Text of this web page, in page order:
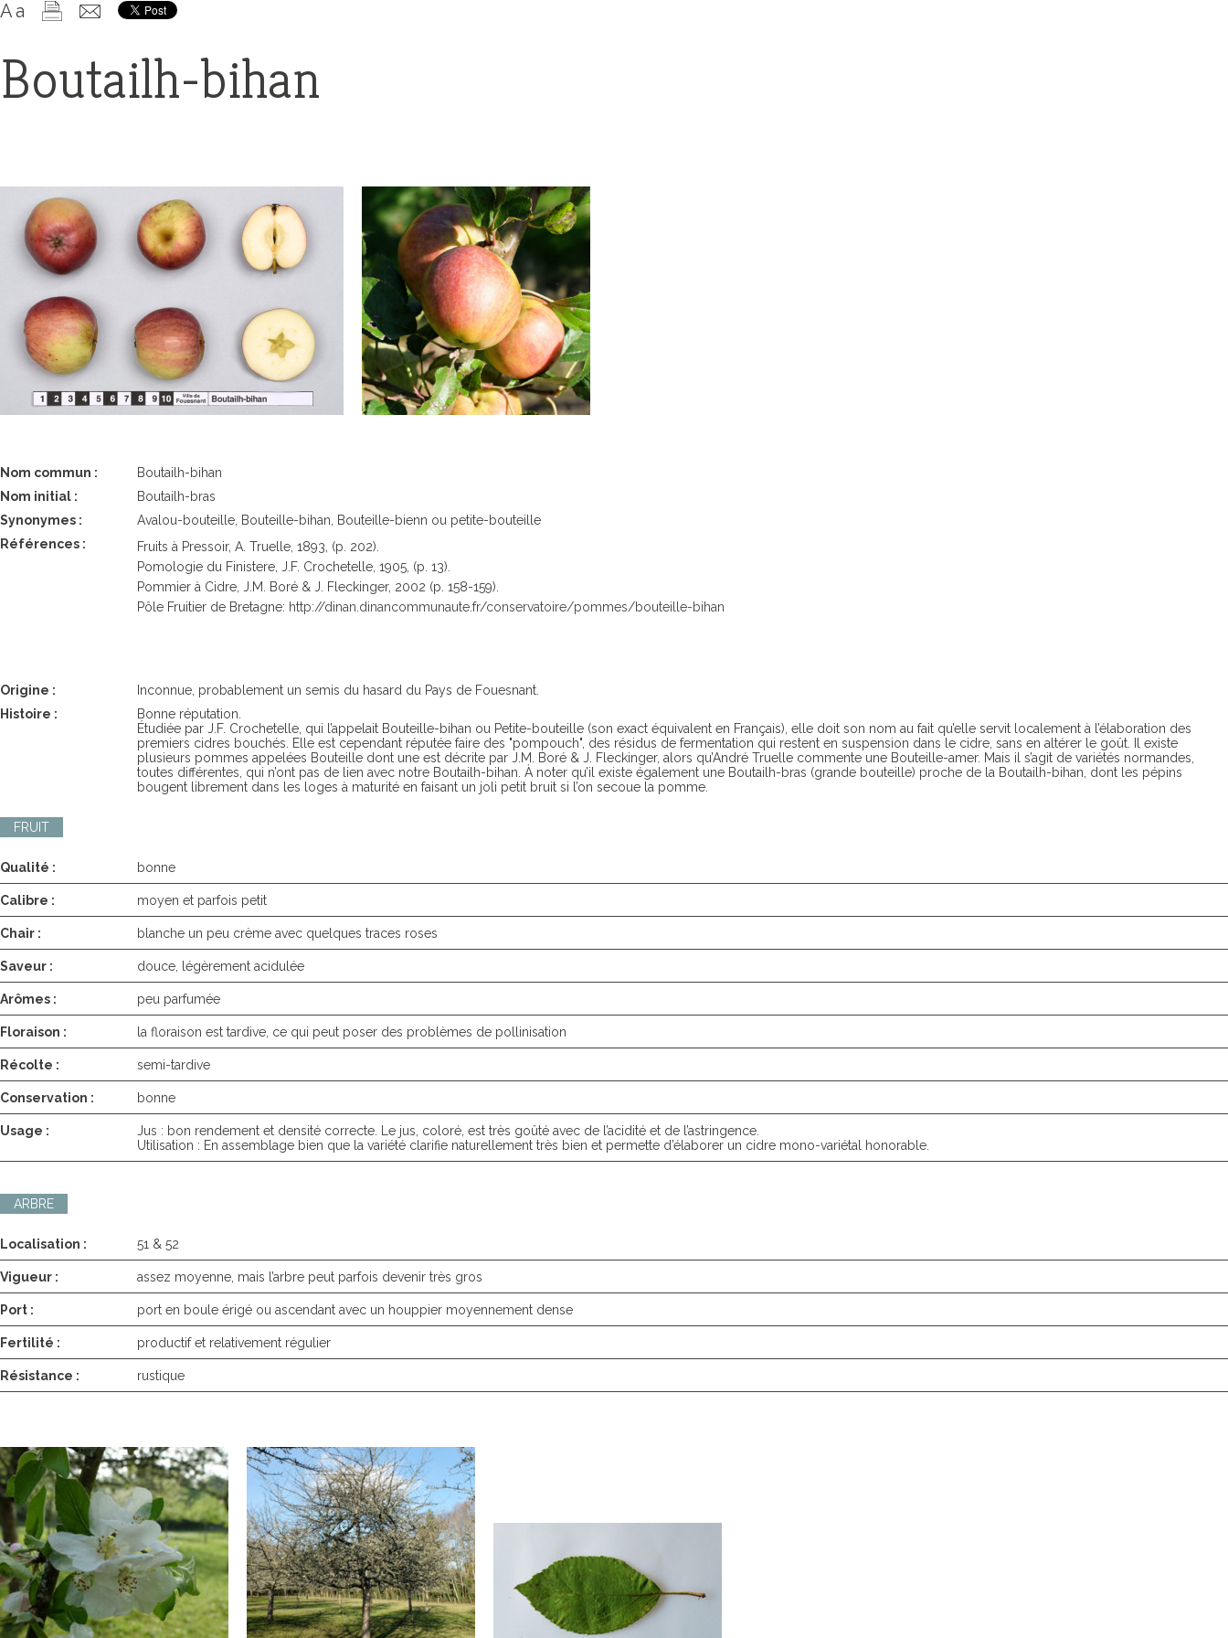
Confort +
Aa
Boutailh-bihan
Nom commun :
Boutailh-bihan
Nom initial :
Boutailh-bras
Synonymes :
Avalou-bouteille, Bouteille-bihan, Bouteille-bienn ou petite-bouteille
Références :
Fruits à Pressoir, A. Truelle, 1893, (p. 202).
Pomologie du Finistere, J.F. Crochetelle, 1905, (p. 13).
Pommier à Cidre, J.M. Boré & J. Fleckinger, 2002 (p. 158-159).
Pôle Fruitier de Bretagne: http://dinan.dinancommunaute.fr/conservatoire/pommes/bouteille-bihan
Origine :
Inconnue, probablement un semis du hasard du Pays de Fouesnant.
Histoire :
Bonne réputation.
Étudiée par J.F. Crochetelle, qui l’appelait Bouteille-bihan ou Petite-bouteille (son exact équivalent en Français), elle doit son nom au fait qu’elle servit localement à l’élaboration des
premiers cidres bouchés. Elle est cependant réputée faire des "pompouch", des résidus de fermentation qui restent en suspension dans le cidre, sans en altérer le goût. Il existe
plusieurs pommes appelées Bouteille dont une est décrite par J.M. Boré & J. Fleckinger, alors qu’André Truelle commente une Bouteille-amer. Mais il s’agit de variétés normandes,
toutes différentes, qui n’ont pas de lien avec notre Boutailh-bihan. À noter qu’il existe également une Boutailh-bras (grande bouteille) proche de la Boutailh-bihan, dont les pépins
bougent librement dans les loges à maturité en faisant un joli petit bruit si l’on secoue la pomme.
FRUIT
Qualité : bonne
Calibre : moyen et parfois petit
Chair : blanche un peu crème avec quelques traces roses
Saveur : douce, légèrement acidulée
Arômes : peu parfumée
Floraison : la floraison est tardive, ce qui peut poser des problèmes de pollinisation
Récolte : semi-tardive
Conservation : bonne
Usage :
Jus : bon rendement et densité correcte. Le jus, coloré, est très goûté avec de l’acidité et de l’astringence.
Utilisation : En assemblage bien que la variété clarifie naturellement très bien et permette d’élaborer un cidre mono-variétal honorable.
ARBRE
Localisation : 51 & 52
Vigueur : assez moyenne, mais l’arbre peut parfois devenir très gros
Port : port en boule érigé ou ascendant avec un houppier moyennement dense
Fertilité : productif et relativement régulier
Résistance : rustique